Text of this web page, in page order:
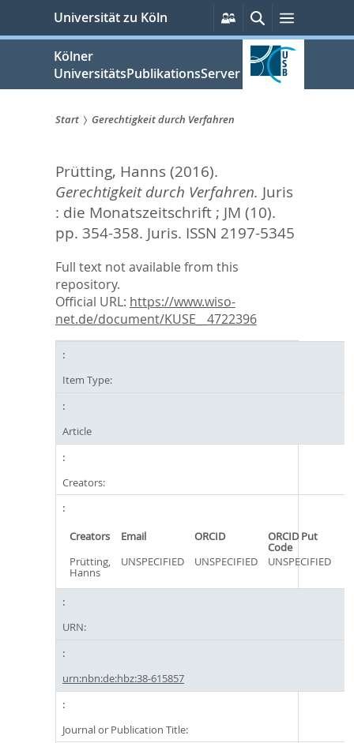
springen
Universität zu Köln
Persönliche
Services
SucheMenü
Kölner
UniversitätsPublikationsServer
sind
hier:
Start Gerechtigkeit durch Verfahren
Prütting, Hanns(2016).
Gerechtigkeit durch Verfahren. Juris
: die Monatszeitschrift ; JM (10).
pp. 354-358. Juris. ISSN 2197-5345
Full text not available from this
repository.
Official URL: https://www.wiso-
net.de/document/KUSE__4722396
Item Type:
Article
Creators:
Creators Email ORCID ORCID Put
Code
Prütting,
Hanns
UNSPECIFIED UNSPECIFIED UNSPECIFIED
URN:
urn:nbn:de:hbz:38-615857
Journal or Publication Title: